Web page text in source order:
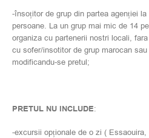
-însoțitor de grup din partea agenției
persoane. La un grup mai mic de 14
organiza cu partenerii nostri locali,
cu sofer/insotitor de grup marocan
modificandu-se pretul;
PRETUL NU INCLUDE:
-excursii opționale de o zi (